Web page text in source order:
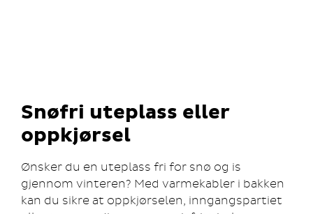
Snøfri uteplass eller
oppkjørsel
Ønsker du en uteplass fri for snø og is
gjennom vinteren? Med varmekabler i bakken
kan du sikre at oppkjørselen, inngangspartiet